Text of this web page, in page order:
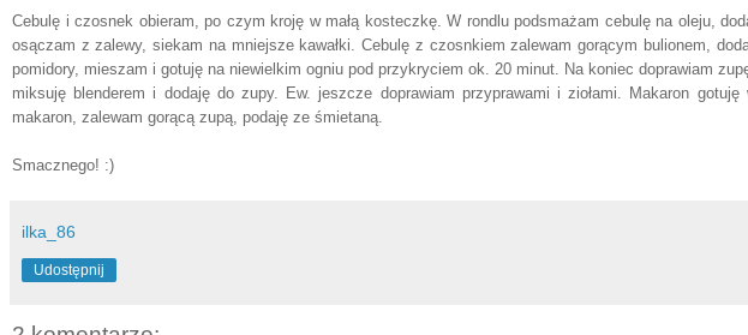
Cebulę i czosnek obieram, po czym kroję w małą kosteczkę. W rondlu podsmażam cebulę na oleju,
osączam z zalewy, siekam na mniejsze kawałki. Cebulę z czosnkiem zalewam gorącym bulionem,
pomidory, mieszam i gotuję na niewielkim ogniu pod przykryciem ok. 20 minut. Na koniec doprawiam
miksuję blenderem i dodaję do zupy. Ew. jeszcze doprawiam przyprawami i ziołami. Makaron
makaron, zalewam gorącą zupą, podaję ze śmietaną.
Smacznego! :)
ilka_86
Udostępnij